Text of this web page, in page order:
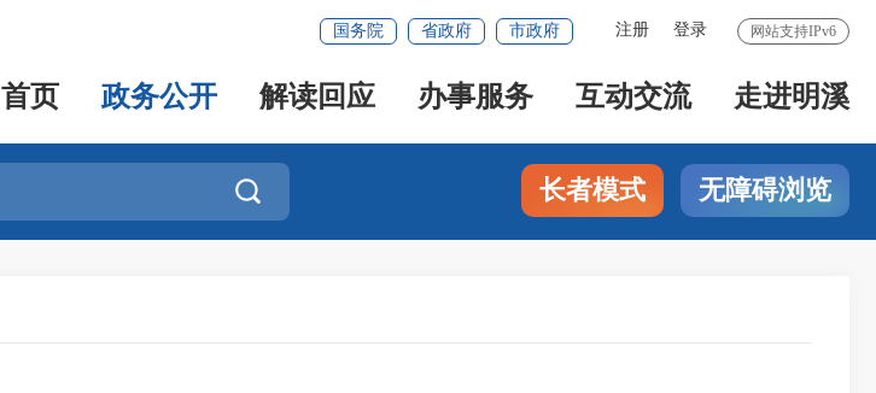
网站支持IPv6
注册 登录
国务院 省政府 市政府
首页 政务公开 解读回应 办事服务 互动交流 走进明溪
 长者模式 无障碍浏览